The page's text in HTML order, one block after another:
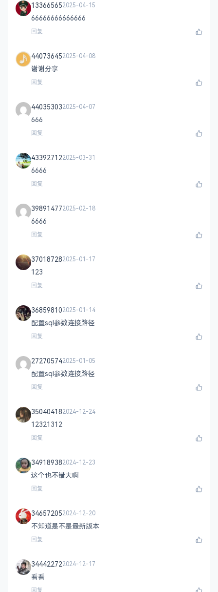
133665652025-04-15
66666666666666
回复
440736452025-04-08
谢谢分享
回复
440353032025-04-07
666
回复
433927122025-03-31
6666
回复
398914772025-02-18
6666
回复
370187282025-01-17
123
回复
368598102025-01-14
配置sql参数连接路径
回复
272705742025-01-05
配置sql参数连接路径
回复
350404182024-12-24
12321312
回复
349189382024-12-23
这个也不错大啊
回复
346572052024-12-20
不知道是不是最新版本
回复
344422722024-12-17
看看
回复